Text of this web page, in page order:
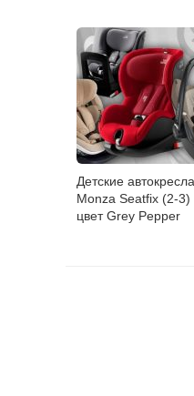
Детские
Monza Seatfix (2-
цвет Grey Pepper